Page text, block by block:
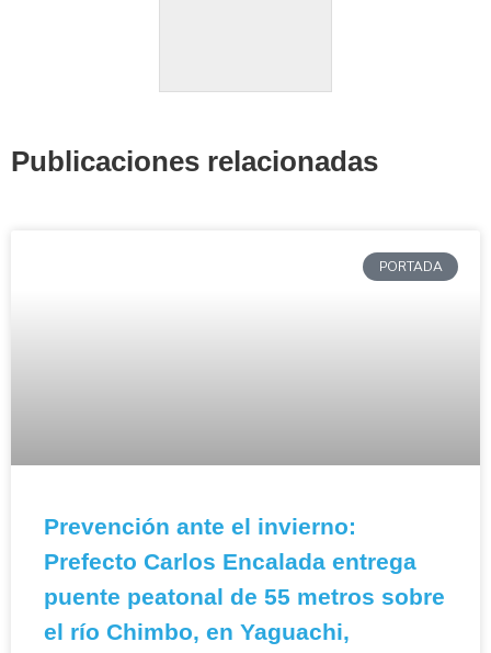
Publicaciones relacionadas
PORTADA
Prevención ante el invierno:
Prefecto Carlos Encalada entrega
puente peatonal de 55 metros sobre
el río Chimbo, en Yaguachi,